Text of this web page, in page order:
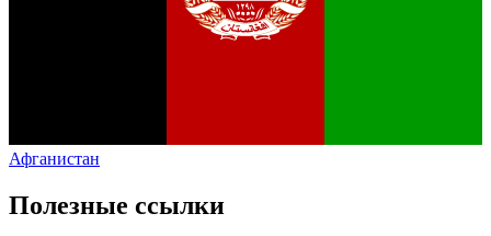
Афганистан
Полезные ссылки